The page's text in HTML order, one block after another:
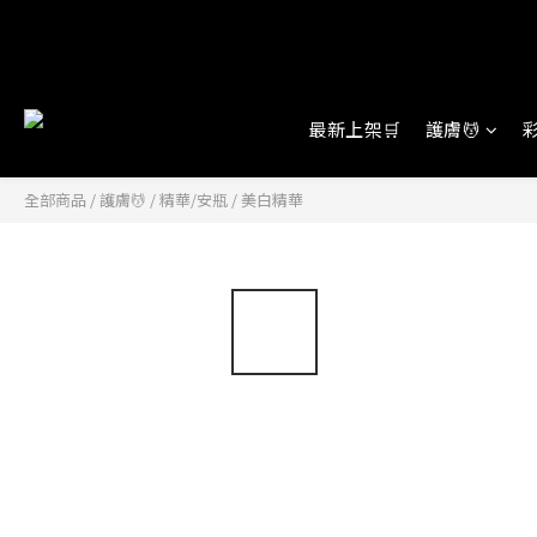
最新上架🛒 護膚💆
全部商品 /護膚💆 /精華/安瓶 / 美白精華